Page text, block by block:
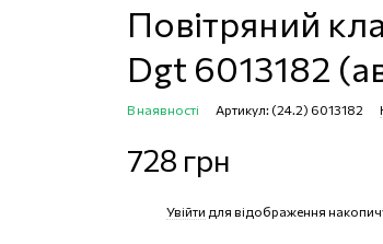
Повітряний
Dgt 6013182
В наявності Артикул: (24.2) 6013182
728 грн
Увійти для відображення